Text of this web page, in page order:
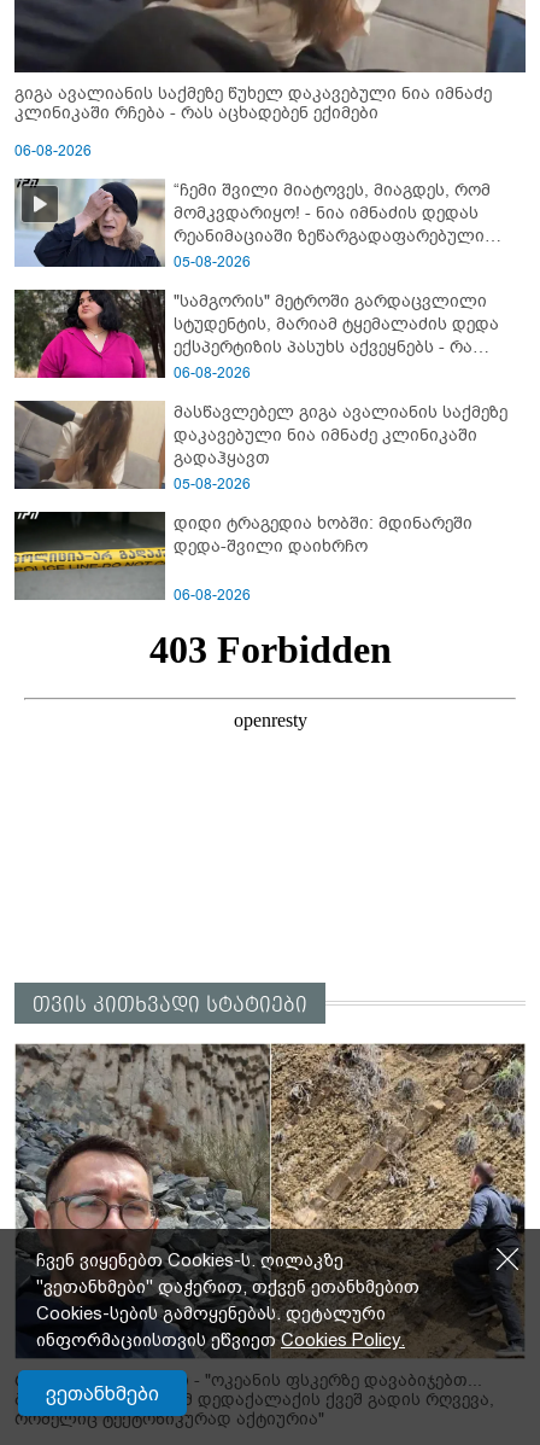
გიგა ავალიანის საქმეზე წუხელ დაკავებული ნია იმნაძე
კლინიკაში რჩება - რას აცხადებენ ექიმები
06-08-2026
“ჩემი შვილი მიატოვეს, მიაგდეს, რომ
მომკვდარიყო! - ნია იმნაძის დედას
რეანიმაციაში ზეწარგადაფარებული
შვილი არ უნახავს” - გიგა ავალიანის
05-08-2026
"სამგორის" მეტროში გარდაცვლილი
სტუდენტის, მარიამ ტყემალაძის დედა
ექსპერტიზის პასუხს აქვეყნებს - რა
გახდა გოგონას გარდაცვალების მიზეზი?
06-08-2026
მასწავლებელ გიგა ავალიანის საქმეზე
დაკავებული ნია იმნაძე კლინიკაში
გადაჰყავთ
05-08-2026
დიდი ტრაგედია ხობში: მდინარეში
დედა-შვილი დაიხრჩო
06-08-2026
თვის კითხვადი სტატიები
რაზე დგას თბილისი - "ოკეანის ფსკერზე დავაბიჯებთ...
ბევრმა არ იცის, რომ დედაქალაქის ქვეშ გადის რღვევა,
რომელიც ტექტონიკურად აქტიურია"
ჩვენ ვიყენებთ Cookies-ს. ღილაკზე
"ვეთანხმები" დაჭერით, თქვენ ეთანხმებით
Cookies-სების გამოყენებას. დეტალური
ინფორმაციისთვის ეწვიეთCookies Policy.
ვეთანხმები